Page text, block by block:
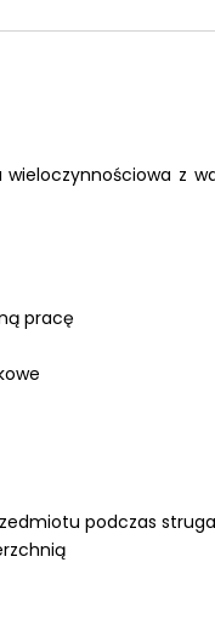
z
pracę
podczas